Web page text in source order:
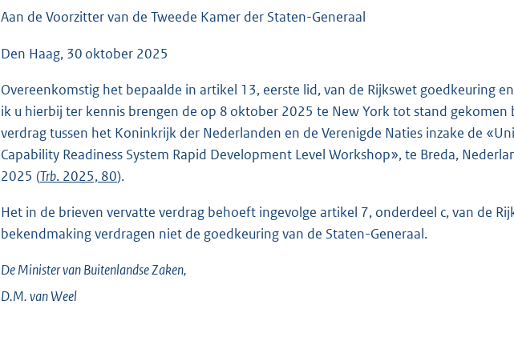
o
:
3
7
K
Aan de Voorzitter van de Tweede Kamer der Staten-Generaal
Den Haag, 30 oktober 2025
Overeenkomstig het bepaalde in artikel 13, eerste lid, van de Rijkswet goedkeuring
ik u hierbij ter kennis brengen de op 8 oktober 2025 te New York tot stand gekomen
verdrag tussen het Koninkrijk der Nederlanden en de Verenigde Naties inzake de
Capability Readiness System Rapid Development Level Workshop», te Breda,
2025 (Trb. 2025, 80).
Het in de brieven vervatte verdrag behoeft ingevolge artikel 7, onderdeel c, van de
bekendmaking verdragen niet de goedkeuring van de Staten-Generaal.
De Minister van Buitenlandse Zaken,
D.M. vanWeel